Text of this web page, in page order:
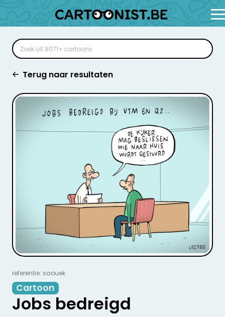
Terug naar resultaten
referentie: saouek
Cartoon
Jobs bedreigd